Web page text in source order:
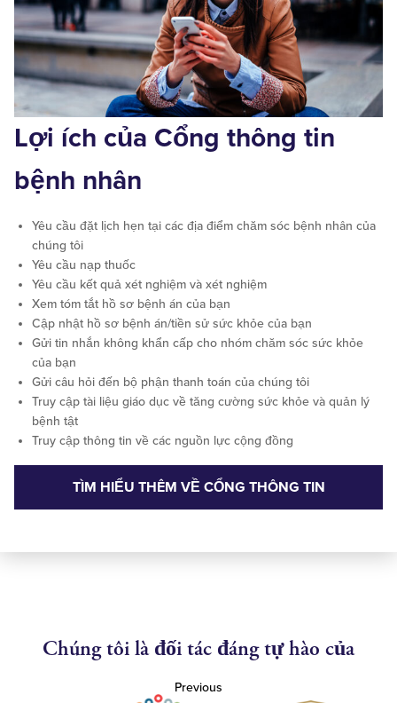
Lợi ích của Cổng thông tin
bệnh nhân
Yêu cầu đặt lịch hẹn tại các địa điểm chăm sóc bệnh nhân của
chúng tôi
Yêu cầu nạp thuốc
Yêu cầu kết quả xét nghiệm và xét nghiệm
Xem tóm tắt hồ sơ bệnh án của bạn
Cập nhật hồ sơ bệnh án/tiền sử sức khỏe của bạn
Gửi tin nhắn không khẩn cấp cho nhóm chăm sóc sức khỏe
của bạn
Gửi câu hỏi đến bộ phận thanh toán của chúng tôi
Truy cập tài liệu giáo dục về tăng cường sức khỏe và quản lý
bệnh tật
Truy cập thông tin về các nguồn lực cộng đồng
TÌM HIỂU THÊM VỀ CỔNG THÔNG TIN
Chúng tôi là đối tác đáng tự hào của
Previous